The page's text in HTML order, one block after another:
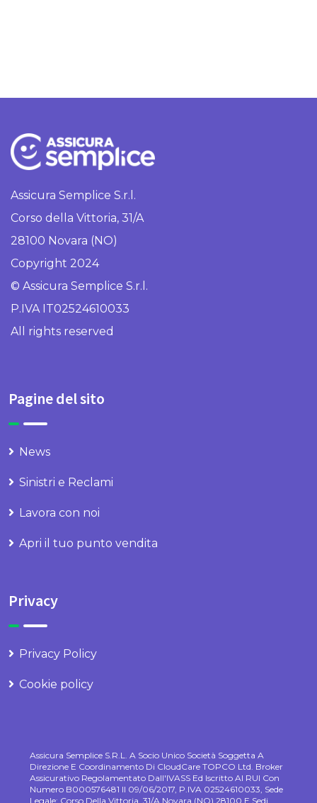
Assicura Semplice S.r.l.
Corso della Vittoria, 31/A
28100 Novara (NO)
Copyright 2024
© Assicura Semplice S.r.l.
P.IVA IT02524610033
All rights reserved
Pagine del sito
News
Sinistri e Reclami
Lavora con noi
Apri il tuo punto vendita
Privacy
Privacy Policy
Cookie policy
Assicura Semplice S.r.l. A Socio Unico Società Soggetta A
Direzione E Coordinamento Di CloudCare TOPCO Ltd. Broker
Assicurativo Regolamentato Dall'IVASS Ed Iscritto Al RUI Con
Numero B000576481 Il 09/06/2017, P.IVA 02524610033, Sede
Legale: Corso Della Vittoria, 31/A Novara (NO) 28100 E Sedi